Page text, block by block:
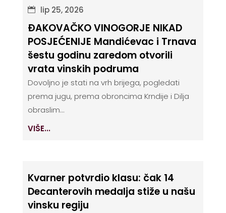
lip 25, 2026
ĐAKOVAČKO VINOGORJE NIKAD
POSJEĆENIJE Mandićevac i Trnava
šestu godinu zaredom otvorili
vrata vinskih podruma
Dovoljno je stati na vrh brijega, pogledati
prema jugu, prema obroncima Krndije i Dilja
obraslim...
VIŠE...
Kvarner potvrdio klasu: čak 14
Decanterovih medalja stiže u našu
vinsku regiju